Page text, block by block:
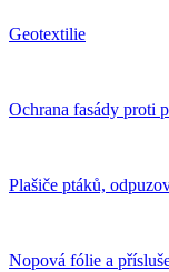
Geotextilie
Ochrana fasády proti
Plašiče ptáků,
Nopová fólie a